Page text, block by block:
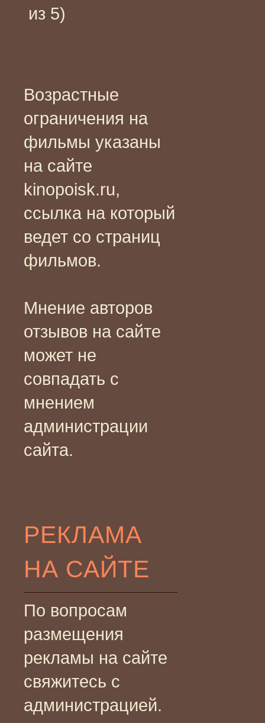
из 5)
Возрастные
ограничения на
фильмы указаны
на сайте
kinopoisk.ru,
ссылка на который
ведет со страниц
фильмов.
Мнение авторов
отзывов на сайте
может не
совпадать с
мнением
администрации
сайта.
РЕКЛАМА
НА САЙТЕ
По вопросам
размещения
рекламы на сайте
свяжитесь с
администрацией.